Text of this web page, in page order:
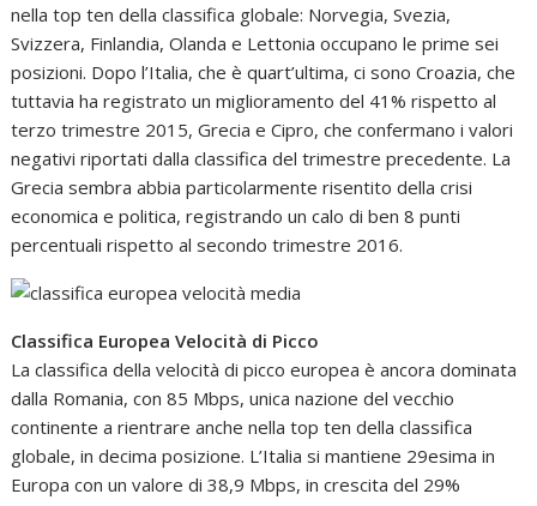
nella top ten della classifica globale: Norvegia, Svezia,
Svizzera, Finlandia, Olanda e Lettonia occupano le prime sei
posizioni. Dopo l’Italia, che è quart’ultima, ci sono Croazia, che
tuttavia ha registrato un miglioramento del 41% rispetto al
terzo trimestre 2015, Grecia e Cipro, che confermano i valori
negativi riportati dalla classifica del trimestre precedente. La
Grecia sembra abbia particolarmente risentito della crisi
economica e politica, registrando un calo di ben 8 punti
percentuali rispetto al secondo trimestre 2016.
Classifica Europea Velocità di Picco
La classifica della velocità di picco europea è ancora dominata
dalla Romania, con 85 Mbps, unica nazione del vecchio
continente a rientrare anche nella top ten della classifica
globale, in decima posizione. L’Italia si mantiene 29esima in
Europa con un valore di 38,9 Mbps, in crescita del 29%